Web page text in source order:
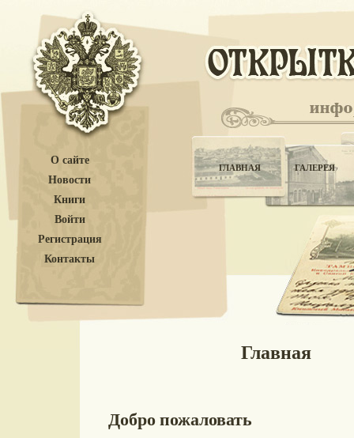
О сайте
Новости
Книги
Войти
Регистрация
Контакты
ГЛАВНАЯ ГАЛЕРЕЯ
Главная
Добро пожаловать